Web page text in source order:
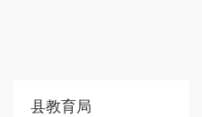
县教育局